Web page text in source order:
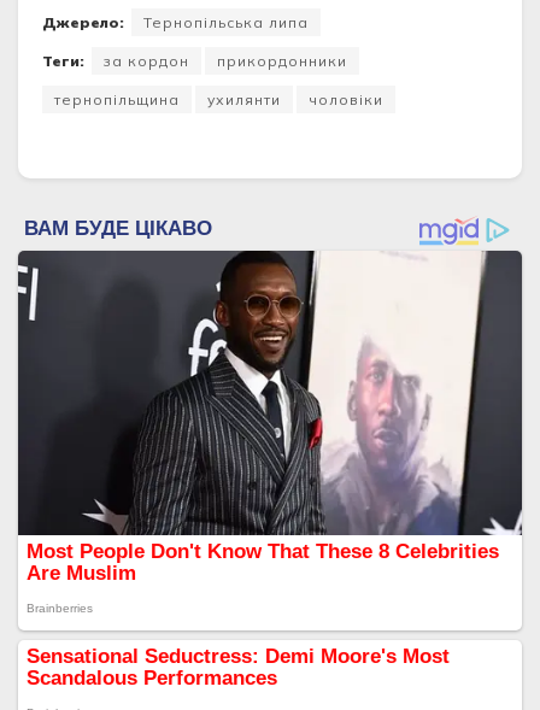
Джерело: Тернопільська липа
Теги: за кордон прикордонники
тернопільщина ухилянти чоловіки